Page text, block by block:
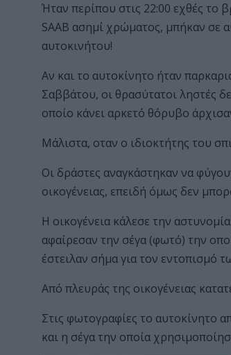
Ήταν περίπου στις 22:00 εχθές το
SAAB ασημί χρώματος, μπήκαν σε
αυτοκινήτου!
Αν και το αυτοκίνητο ήταν
Σαββάτου, οι θρασύτατοι ληστές
οποίο κάνει αρκετό θόρυβο
Μάλιστα, οταν ο ιδιοκτήτης του
Οι δράστες αναγκάστηκαν να
οικογένειας, επειδή όμως δεν
Η οικογένεια κάλεσε την
αφαίρεσαν την σέγα (φωτό) την
έστειλαν σήμα για τον εντοπισμό
Από πλευράς της οικογένειας
Στις φωτογραφίες το αυτοκίνητο
και η σέγα την οποία